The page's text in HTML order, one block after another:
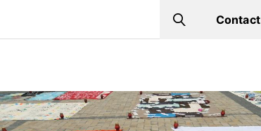
Search
Contact